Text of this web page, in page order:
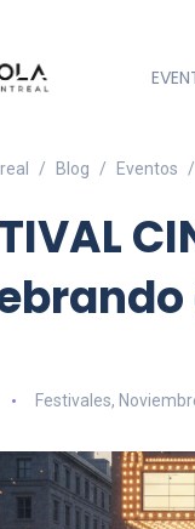
Blog Eventos
Festivales,